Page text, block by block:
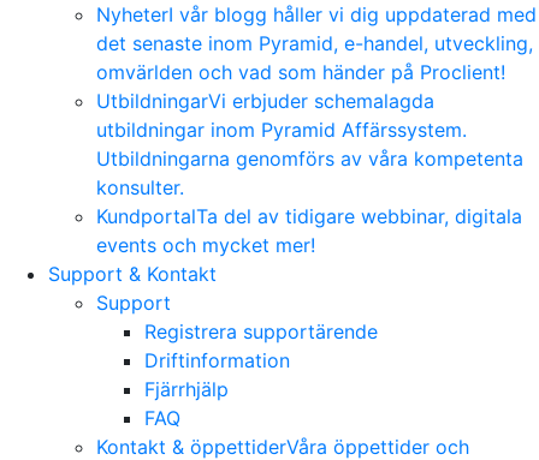
NyheterI vår blogg håller vi dig uppdaterad med
det senaste inom Pyramid, e-handel, utveckling,
omvärlden och vad som händer på Proclient!
UtbildningarVi erbjuder schemalagda
utbildningar inom Pyramid Affärssystem.
Utbildningarna genomförs av våra kompetenta
konsulter.
KundportalTa del av tidigare webbinar, digitala
events och mycket mer!
Support & Kontakt
Support
Registrera supportärende
Driftinformation
Fjärrhjälp
FAQ
Kontakt & öppettiderVåra öppettider och